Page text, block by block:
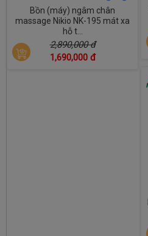
Bồn (máy) ngâm chân
massage Nikio NK-195 mát xa
hỗ t...
2,890,000 đ
1,690,000 đ